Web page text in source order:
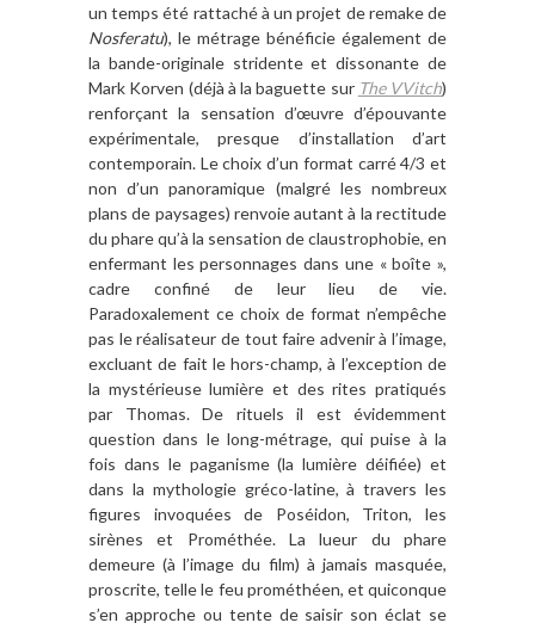
un temps été rattaché à un projet de remake de
Nosferatu), le métrage bénéficie également de
la bande-originale stridente et dissonante de
Mark Korven (déjà à la baguette sur The VVitch)
renforçant la sensation d’œuvre d’épouvante
expérimentale, presque d’installation d’art
contemporain. Le choix d’un format carré 4/3 et
non d’un panoramique (malgré les nombreux
plans de paysages) renvoie autant à la rectitude
du phare qu’à la sensation de claustrophobie, en
enfermant les personnages dans une « boîte »,
cadre confiné de leur lieu de vie.
Paradoxalement ce choix de format n’empêche
pas le réalisateur de tout faire advenir à l’image,
excluant de fait le hors-champ, à l’exception de
la mystérieuse lumière et des rites pratiqués
par Thomas. De rituels il est évidemment
question dans le long-métrage, qui puise à la
fois dans le paganisme (la lumière déifiée) et
dans la mythologie gréco-latine, à travers les
figures invoquées de Poséidon, Triton, les
sirènes et Prométhée. La lueur du phare
demeure (à l’image du film) à jamais masquée,
proscrite, telle le feu prométhéen, et quiconque
s’en approche ou tente de saisir son éclat se